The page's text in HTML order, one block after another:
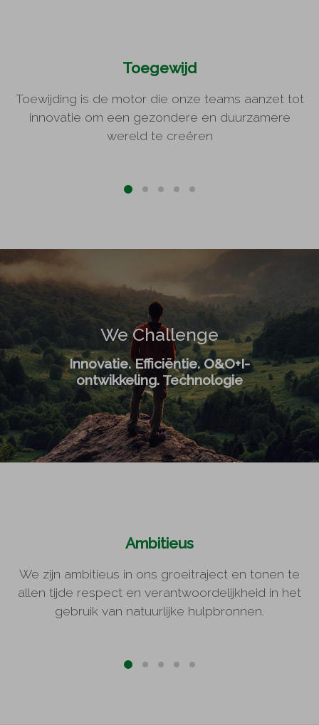
Toegewijd
Toewijding is de motor die onze teams aanzet tot
innovatie om een gezondere en duurzamere
wereld te creëren
We Challenge
Innovatie. Efficiëntie. O&O+I-
ontwikkeling. Technologie
Ambitieus
We zijn ambitieus in ons groeitraject en tonen te
allen tijde respect en verantwoordelijkheid in het
gebruik van natuurlijke hulpbronnen.